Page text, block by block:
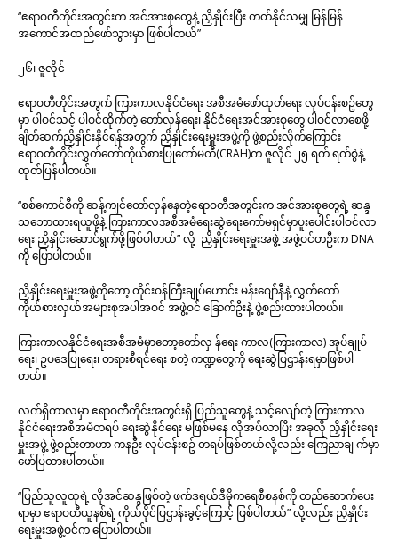
“ဧရာဝတီတိုင်းအတွင်းက အင်အားစုတွေနဲ့ ညှိနှိုင်းပြီး တတ်နိုင်သမျှ မြန်မြန်
အကောင်အထည်ဖော်သွားမှာ ဖြစ်ပါတယ်”
၂၆၊ ဇူလိုင်
ဧရာဝတီတိုင်းအတွက် ကြားကာလနိုင်ငံရေး အစီအမံဖော်ထုတ်ရေး လုပ်ငန်းစဥ်တွေ
မှာ ပါဝင်သင့် ပါဝင်ထိုက်တဲ့ တော်လှန်ရေး၊ နိုင်ငံရေးအင်အားစုတွေ ပါဝင်လာစေဖို့
ချိတ်ဆက်ညှိနှိုင်းနိုင်ရန်အတွက် ညှိနှိုင်းရေးမှူးအဖွဲ့ကို ဖွဲ့စည်းလိုက်ကြောင်း
ဧရာဝတီတိုင်းလွှတ်တော်ကိုယ်စားပြုကော်မတီ(CRAH)က ဇူလိုင် ၂၅ ရက် ရက်စွဲနဲ့
ထုတ်ပြန်ပါတယ်။
“စစ်ကောင်စီကို ဆန့်ကျင်တော်လှန်နေတဲ့ဧရာဝတီအတွင်းက အင်အားစုတွေရဲ့ ဆန္ဒ
သဘောထားရယူဖို့နဲ့ ကြားကာလအစီအမံရေးဆွဲရေးကော်မရှင်မှာပူးပေါင်းပါဝင်လာ
ရေး ညှိနှိုင်းဆောင်ရွက်ဖို့ဖြစ်ပါတယ်” လို့ ညှိနှိုင်းရေးမှူးအဖွဲ့ အဖွဲ့ဝင်တဦးက DNA
ကို ပြောပါတယ်။
ညှိနှိုင်းရေးမှူးအဖွဲ့ကိုတော့ တိုင်းဝန်ကြီးချုပ်ဟောင်း မန်းဂျော်နီနဲ့ လွှတ်တော်
ကိုယ်စားလှယ်အများစုအပါအဝင် အဖွဲ့ဝင် ခြောက်ဦးနဲ့ ဖွဲ့စည်းထားပါတယ်။
ကြားကာလနိုင်ငံရေးအစီအမံမှာတော့တော်လှ န်ရေး ကာလ(ကြားကာလ) အုပ်ချုပ်
ရေး၊ ဥပဒေပြုရေး၊ တရားစီရင်ရေး စတဲ့ ကဏ္ဍတွေကို ရေးဆွဲပြဌာန်းရမှာဖြစ်ပါ
တယ်။
လက်ရှိကာလမှာ ဧရာဝတီတိုင်းအတွင်းရှိ ပြည်သူတွေနဲ့ သင့်လျော်တဲ့ ကြားကာလ
နိုင်ငံရေးအစီအမံတရပ် ရေးဆွဲနိုင်ရေး မဖြစ်မနေ လိုအပ်လာပြီး အခုလို ညှိနှိုင်းရေး
မှူးအဖွဲ့ ဖွဲ့စည်းတာဟာ ကနဦး လုပ်ငန်းစဥ် တရပ်ဖြစ်တယ်လို့လည်း ကြေညာချ က်မှာ
ဖော်ပြထားပါတယ်။
“ပြည်သူလူထုရဲ့ လိုအင်ဆန္ဒဖြစ်တဲ့ ဖက်ဒရယ်ဒီမိုကရေစီစနစ်ကို တည်ဆောက်ပေး
ရာမှာ ဧရာဝတီယူနစ်ရဲ့ ကိုယ်ပိုင်ပြဌာန်းခွင့်ကြောင့် ဖြစ်ပါတယ်” လို့လည်း ညှိနှိုင်း
ရေးမှူးအဖွဲ့ဝင်က ပြောပါတယ်။